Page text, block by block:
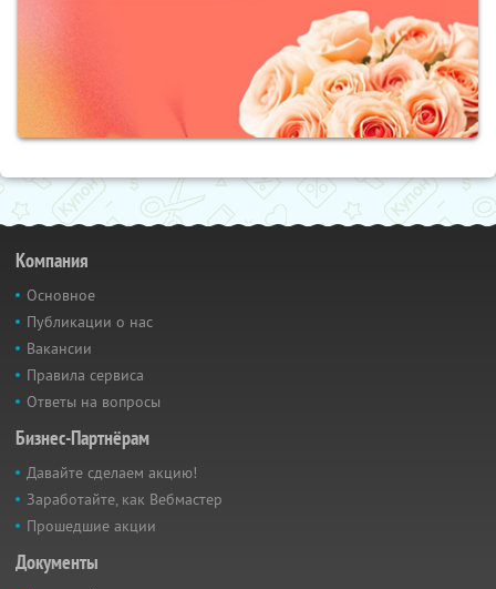
Компания
Основное
Публикации о нас
Вакансии
Правила сервиса
Ответы на вопросы
Бизнес-Партнёрам
Давайте сделаем акцию!
Заработайте, как Вебмастер
Прошедшие акции
Документы